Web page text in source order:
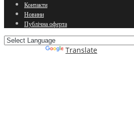
Контакти
Новини
Публічна оферта
Translate